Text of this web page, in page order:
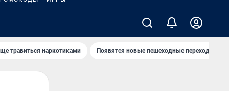
травиться наркотиками Появятся новые пешеходные переходы